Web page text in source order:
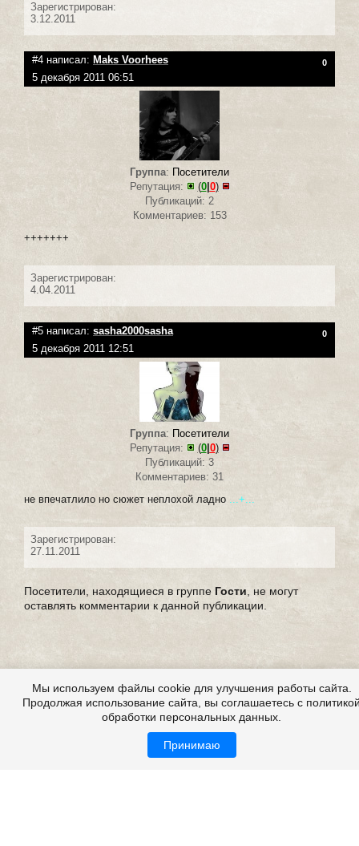
Зарегистрирован:
3.12.2011
#4 написал: Maks Voorhees 0
5 декабря 2011 06:51
Группа: Посетители
Репутация:
(0| 0)
Публикаций: 2
Комментариев: 153
+++++++
Зарегистрирован:
4.04.2011
#5 написал: sasha2000sasha 0
5 декабря 2011 12:51
Группа: Посетители
Репутация:
(0| 0)
Публикаций: 3
Комментариев: 31
не впечатлило но сюжет неплохой ладно
...+...
Зарегистрирован:
27.11.2011
Посетители, находящиеся в группе Гости , не могут
оставлять комментарии к данной публикации.
Мы используем файлы cookie для улучшения работы сайта.
Продолжая использование сайта, вы соглашаетесь с
обработки персональных данных.
Принимаю